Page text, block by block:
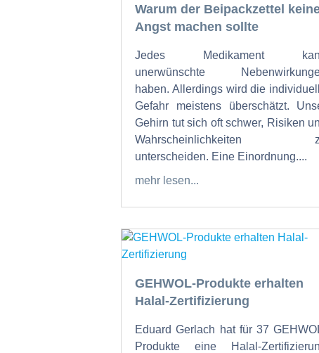
Warum der Beipackzettel
Angst machen sollte
Jedes Medikament
unerwünschte
haben. Allerdings wird die
Gefahr meistens überschätzt.
Gehirn tut sich oft schwer, Risiken
Wahrscheinlichkeiten
unterscheiden. Eine Einordnung....
mehr lesen...
GEHWOL-Produkte erhalten
Halal-Zertifizierung
Eduard Gerlach hat für 37
Produkte eine Halal-